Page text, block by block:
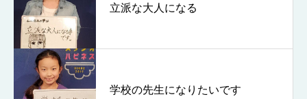
立派な大人になる
学校の先生になりたいです